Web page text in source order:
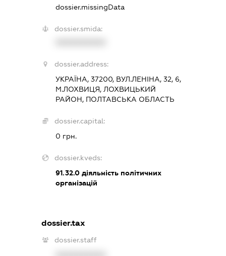
dossier.missingData
dossier.smida:
dossier.address:
УКРАЇНА, 37200, ВУЛ.ЛЕНІНА, 32, 6,
М.ЛОХВИЦЯ, ЛОХВИЦЬКИЙ
РАЙОН, ПОЛТАВСЬКА ОБЛАСТЬ
dossier.capital:
0 грн.
dossier.kveds:
91.32.0діяльність політичних
організацій
dossier.tax
dossier.staff